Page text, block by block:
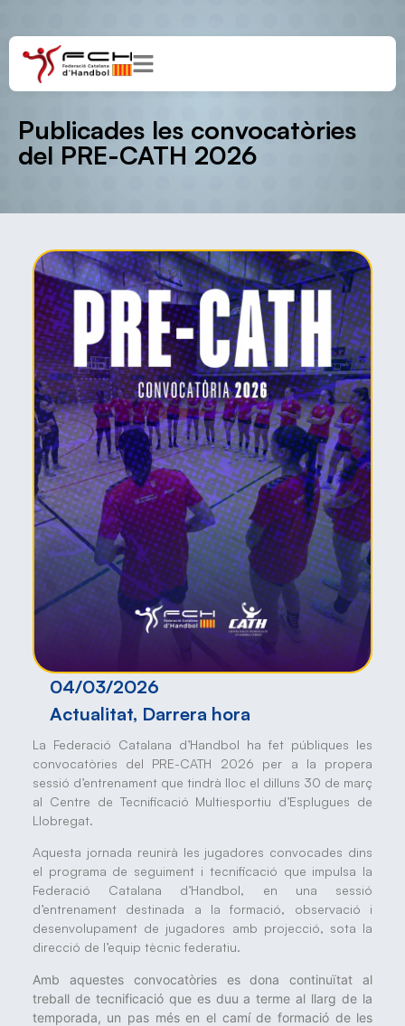
Publicades les convocatòries
del PRE-CATH 2026
04/03/2026
Actualitat, Darrera hora
La Federació Catalana d’Handbol ha fet públiques les
convocatòries del PRE-CATH 2026 per a la propera
sessió d’entrenament que tindrà lloc el dilluns 30 de març
al Centre de Tecnificació Multiesportiu d’Esplugues de
Llobregat.
Aquesta jornada reunirà les jugadores convocades dins
el programa de seguiment i tecnificació que impulsa la
Federació Catalana d’Handbol, en una sessió
d’entrenament destinada a la formació, observació i
desenvolupament de jugadores amb projecció, sota la
direcció de l’equip tècnic federatiu.
Amb aquestes convocatòries es dona continuïtat al
treball de tecnificació que es duu a terme al llarg de la
temporada, un pas més en el camí de formació de les